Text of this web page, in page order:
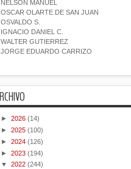
NELSON MANUEL
OSCAR OLARTE DE SAN JUAN
OSVALDO S.
IGNACIO DANIEL C.
WALTER GUTIERREZ
JORGE EDUARDO CARRIZO
► 2026 (14)
► 2025 (100)
► 2024 (126)
► 2023 (194)
▼ 2022 (244)